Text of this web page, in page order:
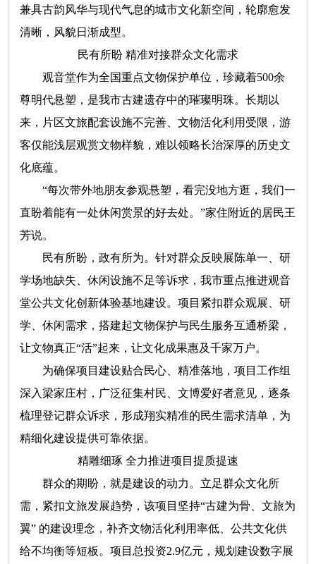
兼具古韵风华与现代气息的城市文化新空间，轮廓愈发
清晰，风貌日渐成型。
民有所盼 精准对接群众文化需求
观音堂作为全国重点文物保护单位，珍藏着500余
尊明代悬塑，是我市古建遗存中的璀璨明珠。长期以
来，片区文旅配套设施不完善、文物活化利用受限，游
客仅能浅层观赏文物样貌，难以领略长治深厚的历史文
化底蕴。
“每次带外地朋友参观悬塑，看完没地方逛，我们一
直盼着能有一处休闲赏景的好去处。”家住附近的居民王
芳说。
民有所盼，政有所为。针对群众反映展陈单一、研
学场地缺失、休闲设施不足等诉求，我市重点推进观音
堂公共文化创新体验基地建设。项目紧扣群众观展、研
学、休闲需求，搭建起文物保护与民生服务互通桥梁，
让文物真正“活”起来，让文化成果惠及千家万户。
为确保项目建设贴合民心、精准落地，项目工作组
深入梁家庄村，广泛征集村民、文博爱好者意见，逐条
梳理登记群众诉求，形成翔实精准的民生需求清单，为
精细化建设提供可靠依据。
精雕细琢 全力推进项目提质提速
群众的期盼，就是建设的动力。立足群众文化所
需，紧扣文旅发展趋势，该项目坚持“古建为骨、文旅为
翼” 的建设理念，补齐文物活化利用率低、公共文化供
给不均衡等短板。项目总投资2.9亿元，规划建设数字展